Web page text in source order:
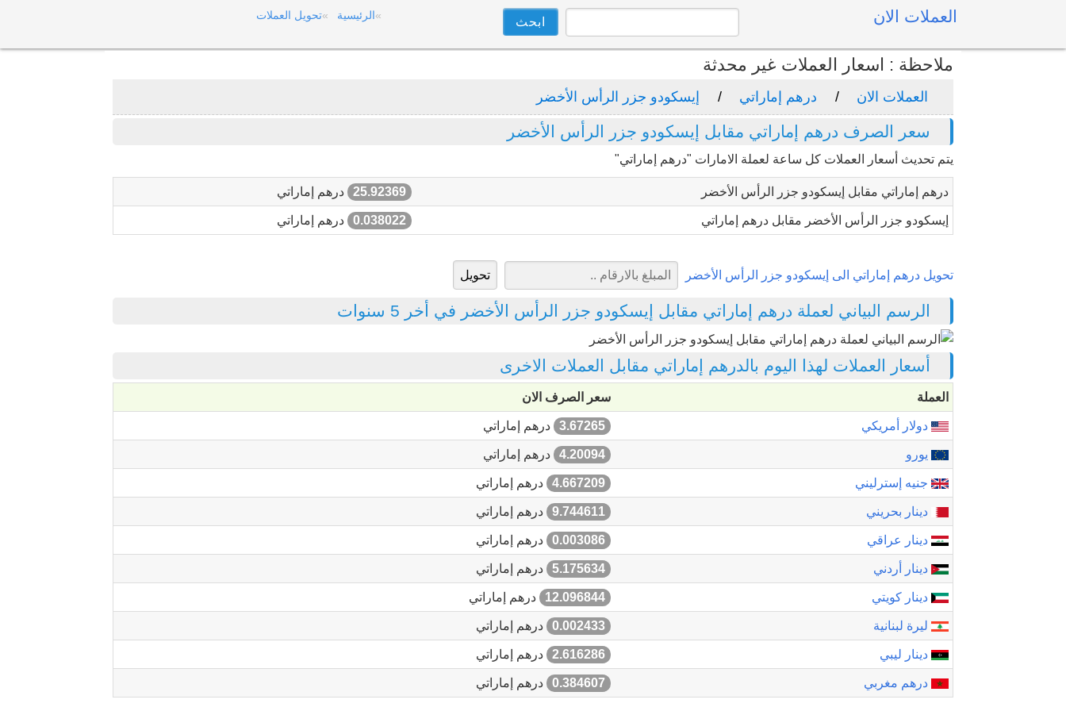
العملات الان الرئيسية تحويل العملات
ملاحظة : اسعار العملات غير محدثة
العملات الان درهم إماراتي إيسكودو جزر الرأس الأخضر
سعر الصرف درهم إماراتي مقابل إيسكودو جزر الرأس الأخضر
يتم تحديث أسعار العملات كل ساعة لعملة الامارات "درهم إماراتي"
درهم إماراتي مقابل إيسكودو جزر الرأس الأخضر 25.92369 درهم إماراتي
إيسكودو جزر الرأس الأخضر مقابل درهم إماراتي 0.038022 درهم إماراتي
تحويل درهم إماراتي الى إيسكودو جزر الرأس الأخضر
الرسم البياني لعملة درهم إماراتي مقابل إيسكودو جزر الرأس الأخضر في أخر 5 سنوات
أسعار العملات لهذا اليوم بالدرهم إماراتي مقابل العملات الاخرى
العملة سعر الصرف الان
دولار أمريكي 3.67265 درهم إماراتي
يورو 4.20094 درهم إماراتي
جنيه إسترليني 4.667209 درهم إماراتي
دينار بحريني 9.744611 درهم إماراتي
دينار عراقي 0.003086 درهم إماراتي
دينار أردني 5.175634 درهم إماراتي
دينار كويتي 12.096844 درهم إماراتي
ليرة لبنانية 0.002433 درهم إماراتي
دينار ليبي 2.616286 درهم إماراتي
درهم مغربي 0.384607 درهم إماراتي